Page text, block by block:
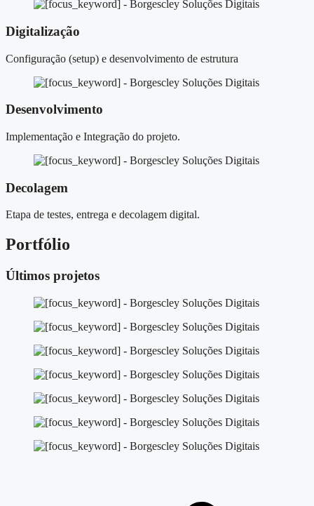
Digitalização
Configuração (setup) e desenvolvimento de estrutura
Desenvolvimento
Implementação e Integração do projeto.
Decolagem
Etapa de testes, entrega e decolagem digital.
Portfólio
Últimos projetos